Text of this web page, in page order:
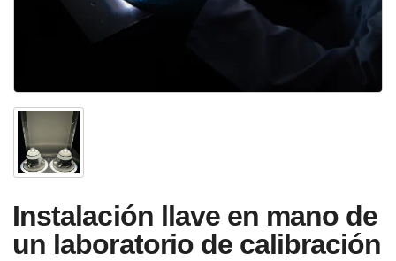
Instalación llave en mano de
un laboratorio de calibración